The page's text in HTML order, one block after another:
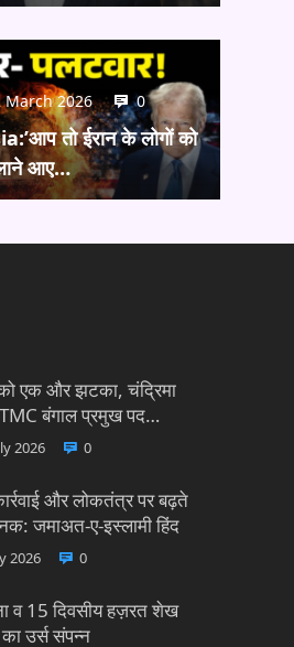
2026 0
तो ईरान के लोगों को
आए…
को एक और झटका, चंद्रिमा
TMC बंगाल प्रमुख पद…
2026 0
और लोकतंत्र पर बढ़ते
जमाअत-ए-इस्लामी हिंद
2026 0
व 15 दिवसीय हज़रत शेख
उर्स संपन्न